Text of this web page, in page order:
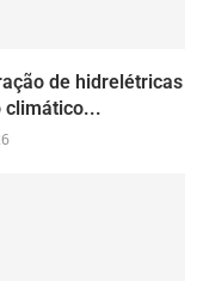
de hidrelétricas
climático...